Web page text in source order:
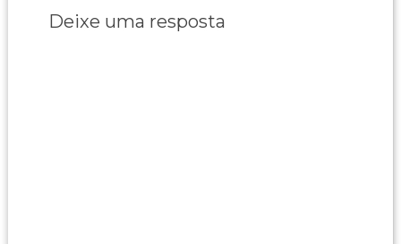
Deixe uma resposta